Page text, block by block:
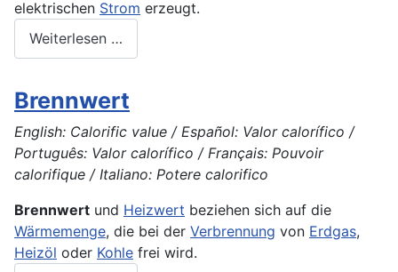
elektrischen Strom erzeugt.
Weiterlesen …
Brennwert
English: Calorific value / Español: Valor calorífico /
Português: Valor calorífico / Français: Pouvoir
calorifique / Italiano: Potere calorifico
Brennwert und Heizwert beziehen sich auf die
Wärmemenge, die bei der Verbrennung von Erdgas,
Heizöl oder Kohle frei wird.